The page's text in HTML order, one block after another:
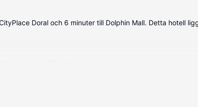
Doral och 6 minuter till Dolphin Mall. Detta hotell
strykjärn/strykbräda och telefon med gratis